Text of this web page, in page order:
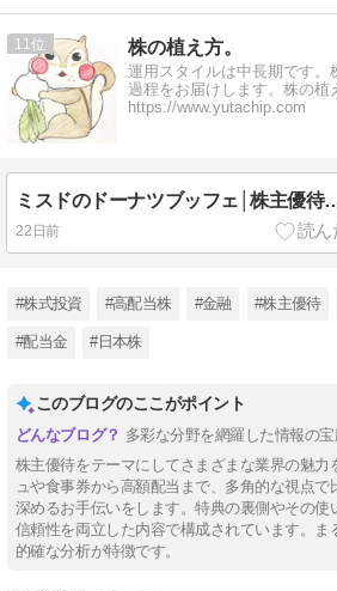
11 株の植え方。
運用スタイルは中長期です。
過程をお届けします。株の植
https://www.yutachip.com
ミスドのドーナツブッフェ│株主優待で体験。何個食
22日前
#株式投資 #高配当株 #金融 #株主優待
#配当金 #日本株
このブログのここがポイント
多彩な分野を網羅した情報の
株主優待をテーマにしてさまざまな業界の魅力
ュや食事券から高額配当まで、多角的な視点
深めるお手伝いをします。特典の裏側やその使
信頼性を両立した内容で構成されています。ま
的確な分析が特徴です。